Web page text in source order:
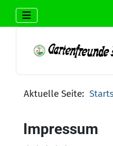
Aktuelle Seite:
Impressum